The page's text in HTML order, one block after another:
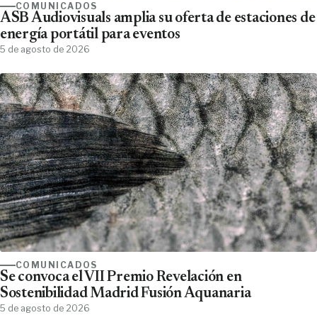
COMUNICADOS
ASB Audiovisuals amplia su oferta de estaciones de
energía portátil para eventos
5 de agosto de 2026
COMUNICADOS
Se convoca el VII Premio Revelación en
Sostenibilidad Madrid Fusión Aquanaria
5 de agosto de 2026